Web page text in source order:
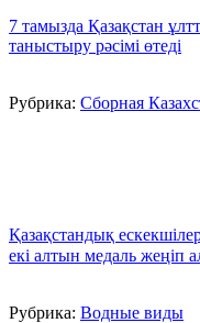
7 тамызда Қазақстан
таныстыру рәсімі өтеді
Рубрика: Сборная
Қазақстандық
екі алтын медаль жеңіп
Рубрика: Водные виды